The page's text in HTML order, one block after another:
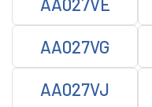
AA027VG
AA027VJ